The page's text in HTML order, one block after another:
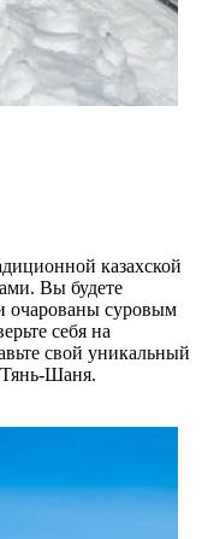
казахской
Вы будете
очарованы суровым
себя на
свой уникальный
Шаня.